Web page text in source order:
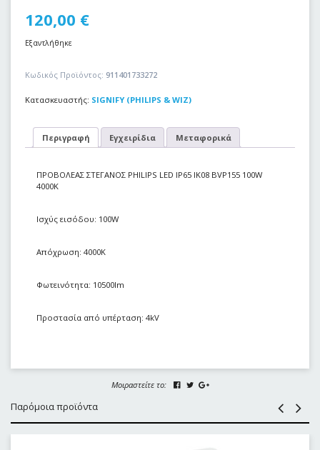
120,00 €
Εξαντλήθηκε
Κωδικός Προϊόντος: 911401733272
Κατασκευαστής: SIGNIFY (PHILIPS & WIZ)
Περιγραφή Εγχειρίδια Μεταφορικά
ΠΡΟΒΟΛΕΑΣ ΣΤΕΓΑΝΟΣ PHILIPS LED IP65 IK08 BVP155 100W
4000K
Ισχύς εισόδου: 100W
Απόχρωση: 4000Κ
Φωτεινότητα: 10500lm
Προστασία από υπέρταση: 4kV
Μοιραστείτε το:
Παρόμοια προϊόντα